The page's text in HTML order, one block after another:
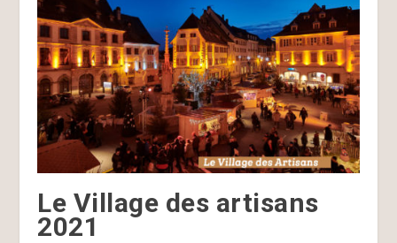
Le Village des artisans
2021